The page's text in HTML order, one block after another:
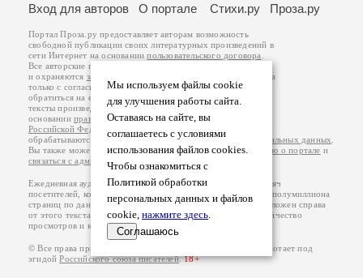
Мы используем файлы cookie
для улучшения работы сайта.
Оставаясь на сайте, вы
соглашаетесь с условиями
использования файлов cookies.
Чтобы ознакомиться с
Политикой обработки
персональных данных и файлов
cookie, нажмите здесь.
Соглашаюсь
Вход для авторов
О портале Стихи.ру Проза.ру
Портал Проза.ру предоставляет авторам возможность
свободной публикации своих литературных произведений в
сети Интернет на основаниипользовательского договора
Все авторские права на произведения принадлежат авторам
и охраняются законом
. Перепечатка произведений возможна
только с согласия его автора, к которому вы можете
обратиться на его авторской странице. Ответственность за
тексты произведений авторы несут самостоятельно на
основанииправил публикацииизаконодательства
Российской Федерации
обрабатываются на основанииПолитики обработки персональных данных
Вы также можете посмотреть более подробнуюинформацию о портале и
связаться с администрацией
Ежедневная аудитория портала Проза.ру – порядка 100 тысяч
посетителей, которые в общей сумме просматривают более полумиллиона
страниц по данным счетчика посещаемости, который расположен справа
от этого текста. В каждой графе указано по две цифры: количество
просмотров и количество посетителей.
© Все права принадлежат авторам, 2000-2026. Портал работает под
эгидойРоссийского союза писателей.18+